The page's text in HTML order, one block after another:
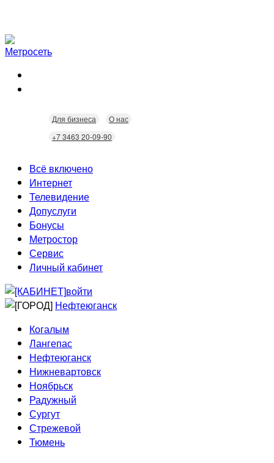
Для бизнеса
О нас
+7 3463 20-09-90
Всё включено
Интернет
Скорость
Безопасность
Wi-Fi
Технологии
Телевидение
Кабельное ТВ
Интерактивное ТВ
Допуслуги
Видеонаблюдение
Городские камеры
Домофония
Бонусы
Статусы
Бонусы
Скидки
Метростор
Сервис
Неисправности
Домовые сети
Личный кабинет
войти
Нефтеюганск
Когалым
Лангепас
Нефтеюганск
Нижневартовск
Ноябрьск
Радужный
Сургут
Стрежевой
Тюмень